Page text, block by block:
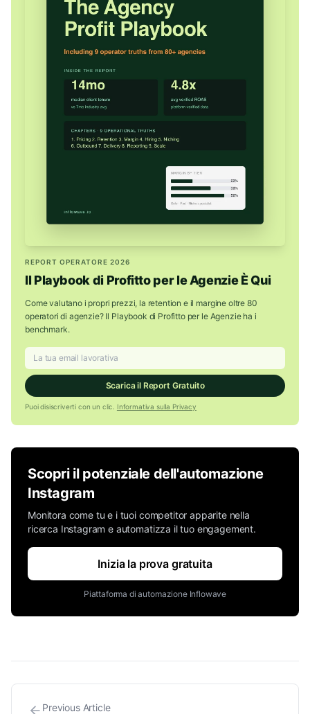
REPORT OPERATORE 2026
Il Playbook di Profitto per le Agenzie È Qui
Come valutano i propri prezzi, la retention e il margine oltre 80
operatori di agenzie? Il Playbook di Profitto per le Agenzie ha i
benchmark.
Scarica il Report Gratuito
Puoi disiscriverti con un clic. Informativa sulla Privacy
Scopri il potenziale dell'automazione
Instagram
Monitora come tu e i tuoi competitor apparite nella
ricerca Instagram e automatizza il tuo engagement.
Inizia la prova gratuita
Piattaforma di automazione Inflowave
Previous Article